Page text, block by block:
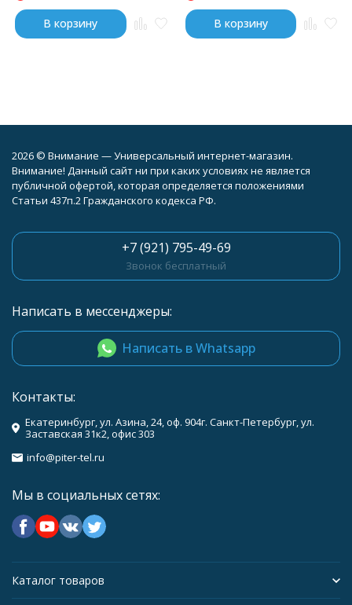
В корзину В корзину
2026 © Внимание — Универсальный интернет-магазин.
Внимание! Данный сайт ни при каких условиях не является
публичной офертой, которая определяется положениями
Статьи 437п.2 Гражданского кодекса РФ.
+7 (921) 795-49-69
Звонок бесплатный
Написать в мессенджеры:
Написать в Whatsapp
Контакты:
Екатеринбург, ул. Азина, 24, оф. 904г. Санкт-Петербург, ул.
Заставская 31к2, офис 303
info@piter-tel.ru
Мы в социальных сетях:
Каталог товаров